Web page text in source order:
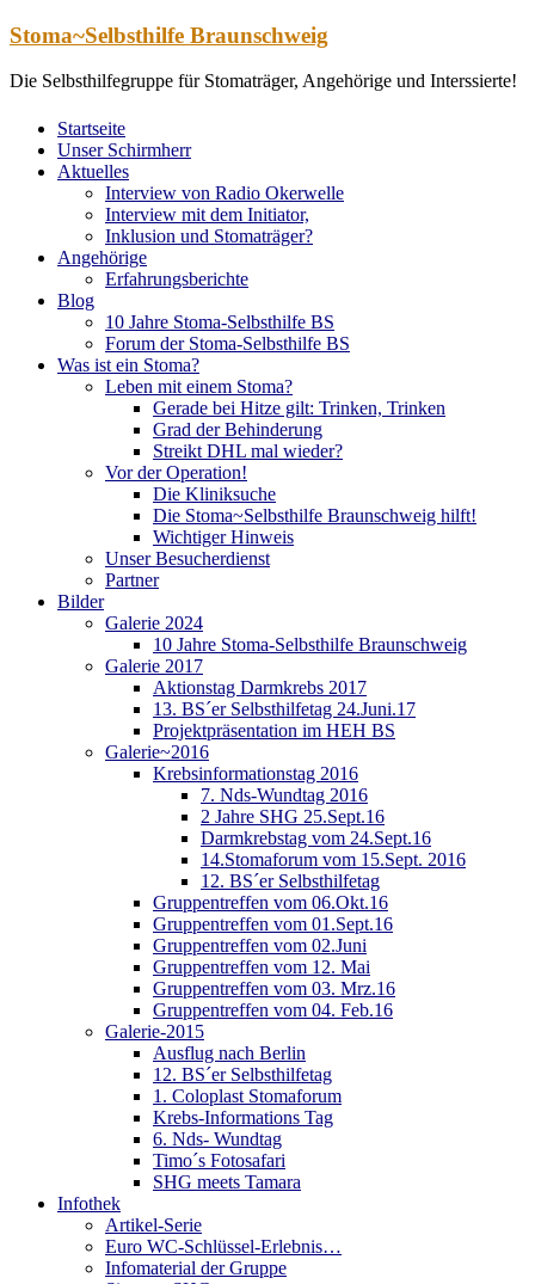
Zum
springen
Stoma~Selbsthilfe Braunschweig
Die Selbsthilfegruppe für Stomaträger, Angehörige und Interssierte!
Startseite
Unser Schirmherr
Aktuelles
Interview von Radio Okerwelle
Interview mit dem Initiator,
Inklusion und Stomaträger?
Angehörige
Erfahrungsberichte
Blog
10 Jahre Stoma-Selbsthilfe BS
Forum der Stoma-Selbsthilfe BS
Was ist ein Stoma?
Leben mit einem Stoma?
Gerade bei Hitze gilt: Trinken, Trinken
Grad der Behinderung
Streikt DHL mal wieder?
Vor der Operation!
Die Kliniksuche
Die Stoma~Selbsthilfe Braunschweig hilft!
Wichtiger Hinweis
Unser Besucherdienst
Partner
Bilder
Galerie 2024
10 Jahre Stoma-Selbsthilfe Braunschweig
Galerie 2017
Aktionstag Darmkrebs 2017
13. BS´er Selbsthilfetag 24.Juni.17
Projektpräsentation im HEH BS
Galerie~2016
Krebsinformationstag 2016
7. Nds-Wundtag 2016
2 Jahre SHG 25.Sept.16
Darmkrebstag vom 24.Sept.16
14.Stomaforum vom 15.Sept. 2016
12. BS´er Selbsthilfetag
Gruppentreffen vom 06.Okt.16
Gruppentreffen vom 01.Sept.16
Gruppentreffen vom 02.Juni
Gruppentreffen vom 12. Mai
Gruppentreffen vom 03. Mrz.16
Gruppentreffen vom 04. Feb.16
Galerie-2015
Ausflug nach Berlin
12. BS´er Selbsthilfetag
1. Coloplast Stomaforum
Krebs-Informations Tag
6. Nds- Wundtag
Timo´s Fotosafari
SHG meets Tamara
Infothek
Artikel-Serie
Euro WC-Schlüssel-Erlebnis…
Infomaterial der Gruppe